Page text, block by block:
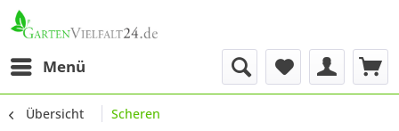
Menü
Übersicht Scheren